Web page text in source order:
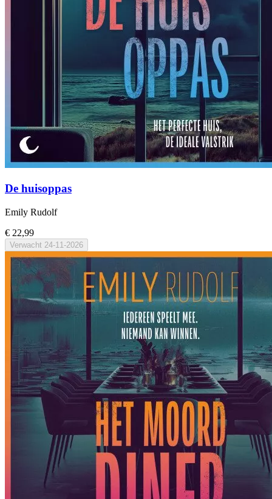
De huisoppas
Emily Rudolf
€ 22,99
Verwacht 24-11-2026